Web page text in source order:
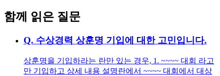
함께 읽은 질문
Q. 수상경력 상훈명 기입에 대한 고민입니다.
상훈명을 기입하라는 란만 있는 경우, 1. ~~~~ 대회 라고
만 기입하고 상세 내용 설명란에서 ~~~~ 대회에서 대상